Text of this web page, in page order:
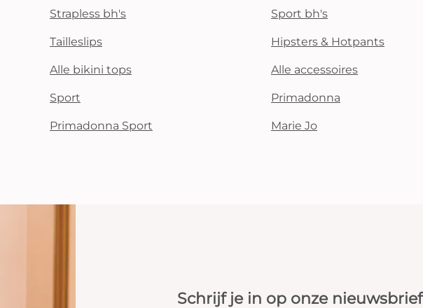
Strapless bh's Sport bh's
Tailleslips Hipsters & Hotpants
Alle bikini tops Alle accessoires
Sport Primadonna
Primadonna Sport Marie Jo
Schrijf je in op onze nieuwsbrief